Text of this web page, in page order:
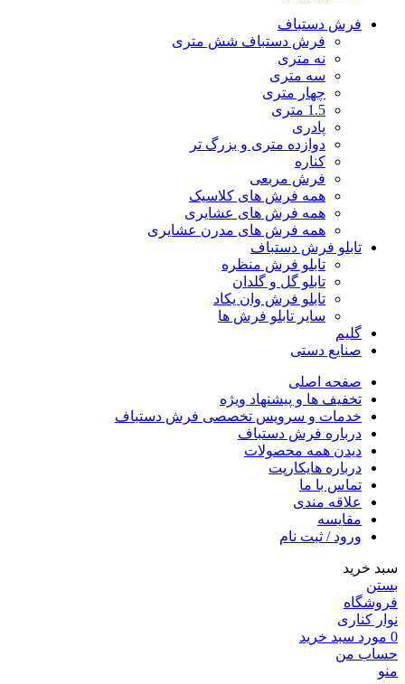
فرش دستباف
فرش دستباف شش متری
نه متری
سه متری
چهار متری
1.5 متری
پادری
دوازده متری و بزرگ تر
کناره
فرش مربعی
همه فرش های کلاسیک
همه فرش های عشایری
همه فرش های مدرن عشایری
تابلو فرش دستباف
تابلو فرش منظره
تابلو گل و گلدان
تابلو فرش وان یکاد
سایر تابلو فرش ها
گلیم
صنایع دستی
صفحه اصلی
تخفیف ها و پیشنهاد ویژه
خدمات و سرویس تخصصی فرش دستباف
درباره فرش دستباف
دیدن همه محصولات
درباره هایکارپت
تماس با ما
علاقه مندی
مقايسه
ورود / ثبت نام
سبد خرید
بستن
فروشگاه
نوار کناری
0 مورد سبد خرید
حساب من
منو